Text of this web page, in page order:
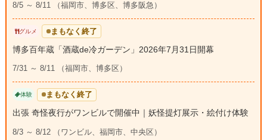
8/5 ～ 8/11 （福岡市、博多区、博多阪急）
グルメ まもなく終了
博多百年蔵「酒蔵de冷ガーデン」2026年7月31日開幕
7/31 ～ 8/11 （福岡市、博多区）
体験 まもなく終了
出張 奇怪夜行がワンビルで開催中｜妖怪提灯展示・絵付け体験
8/3 ～ 8/12 （ワンビル、福岡市、中央区）